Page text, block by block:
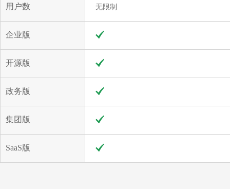
用户数 无限制
企业版
开源版
政务版
集团版
SaaS版